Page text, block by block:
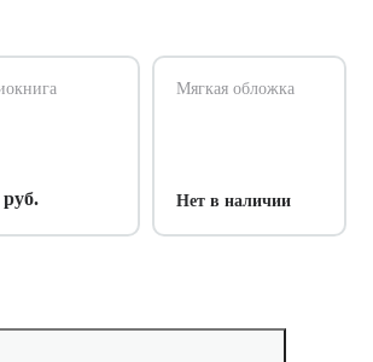
руб.
Мягкая обложка
Нет в наличии